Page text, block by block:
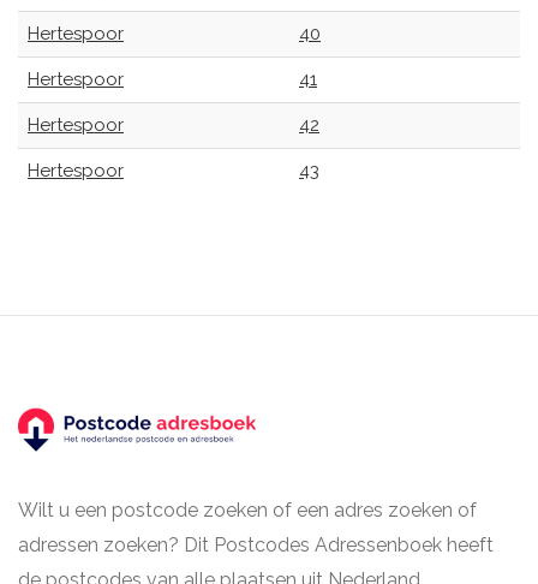
Hertespoor 40
Hertespoor 41
Hertespoor 42
Hertespoor 43
Wilt u een postcode zoeken of een adres zoeken of
adressen zoeken? Dit Postcodes Adressenboek heeft